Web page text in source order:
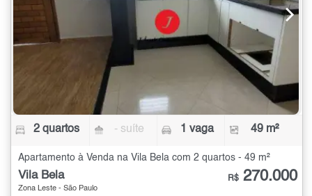
2 quartos - suíte 1 vaga 49 m²
Apartamento à Venda na Vila Bela com 2 quartos - 49 m²
Vila Bela
Zona Leste - São Paulo
R$ 270.000